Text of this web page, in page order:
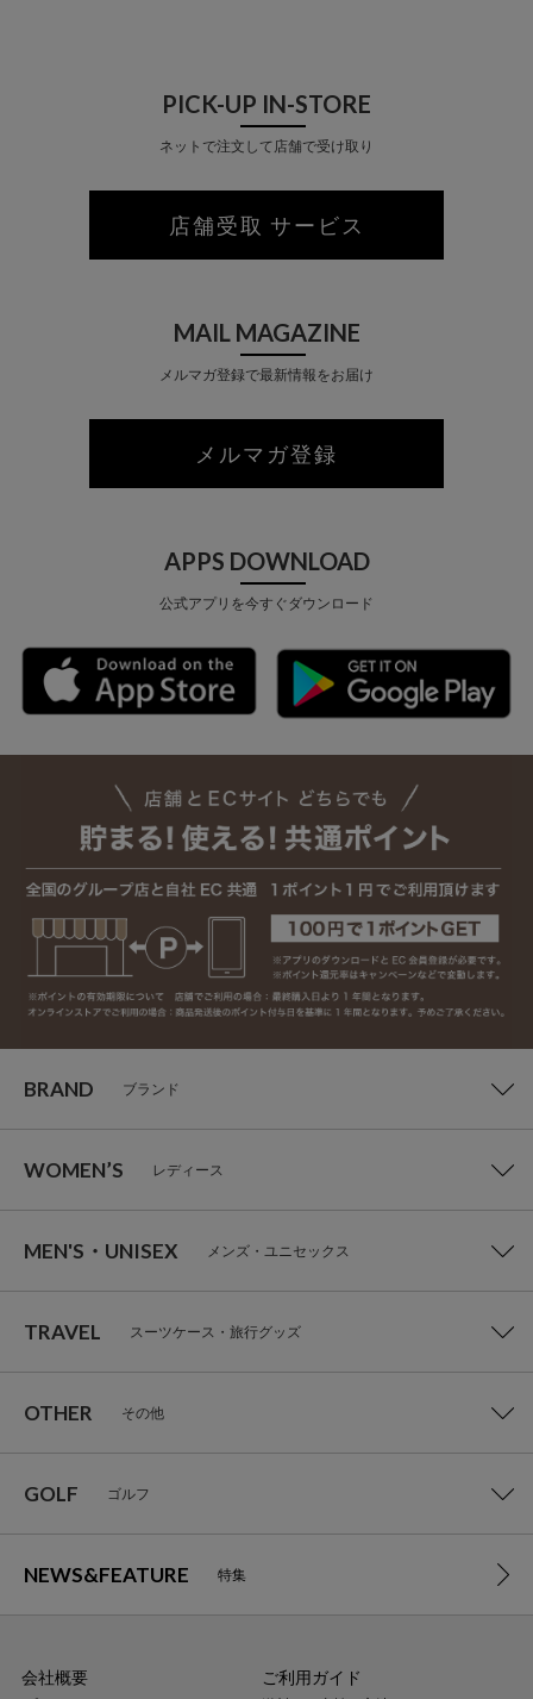
PICK-UP IN-STORE
ネットで注文して店舗で受け取り
店舗受取 サービス
MAIL MAGAZINE
メルマガ登録で最新情報をお届け
メルマガ登録
APPS DOWNLOAD
公式アプリを今すぐダウンロード
BRAND ブランド
WOMEN’S レディース
MEN'S・UNISEX メンズ・ユニセックス
TRAVEL スーツケース・旅行グッズ
OTHER その他
GOLF ゴルフ
NEWS&FEATURE 特集
会社概要
ご利用ガイド